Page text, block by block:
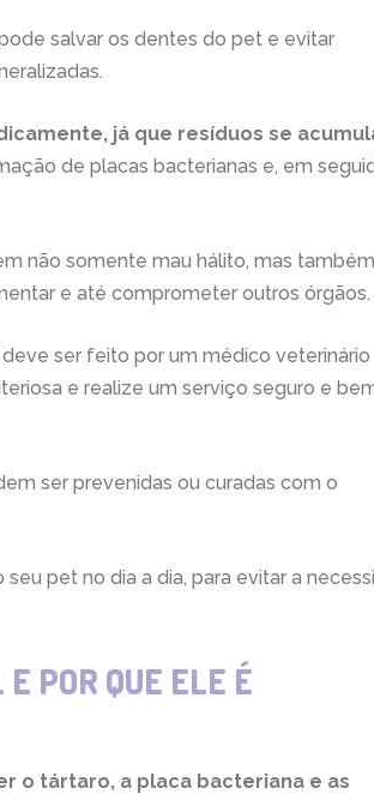
salvar os dentes do pet e evitar
já que resíduos se
de placas bacterianas e, em
não somente mau hálito, mas também
e até comprometer outros órgãos.
ser feito por um médico veterinário
e realize um serviço seguro e
ser prevenidas ou curadas com o
pet no dia a dia, para evitar a
POR QUE ELE É
o tártaro, a placa bacteriana e as